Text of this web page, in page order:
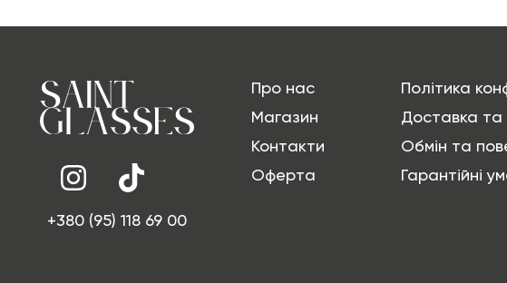
+380 (95) 118 69 00
Про нас
Магазин
Контакти
Оферта
Політика
Доставка
Обмін та
Гарантійні